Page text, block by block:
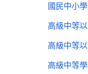
國民中小
高級中等
高級中等
高級中等